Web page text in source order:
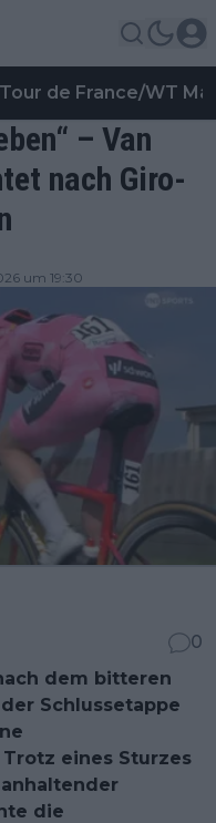
Tour de France/WT
– Van
nach Giro-
um 19:30
0
dem bitteren
Schlussetappe
eines Sturzes
die